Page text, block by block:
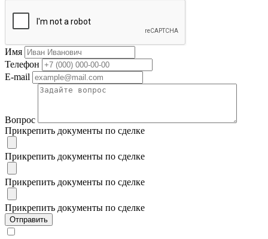
Имя
Телефон
E-mail
Вопрос
Прикрепить документы по сделке
Прикрепить документы по сделке
Прикрепить документы по сделке
Прикрепить документы по сделке